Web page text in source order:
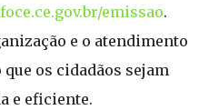
emissao.
e o atendimento
os cidadãos sejam
e eficiente.